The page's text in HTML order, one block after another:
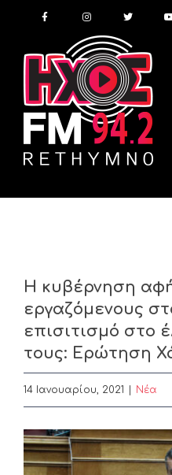
content
Η κυβέρνηση
εργαζόμενους
επισιτισμό στο
τους: Ερώτηση
14 Ιανουαρίου, 2021 Nέα
View
Larger